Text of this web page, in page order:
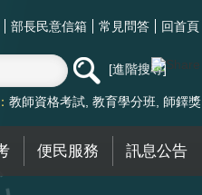
部長民意信箱 常見問答 回首頁
進階搜尋
教師資格考試 教育學分班 師鐸獎
便民服務 訊息公告